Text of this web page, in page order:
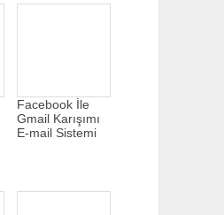
Facebook İle
Gmail Karışımı
E-mail Sistemi